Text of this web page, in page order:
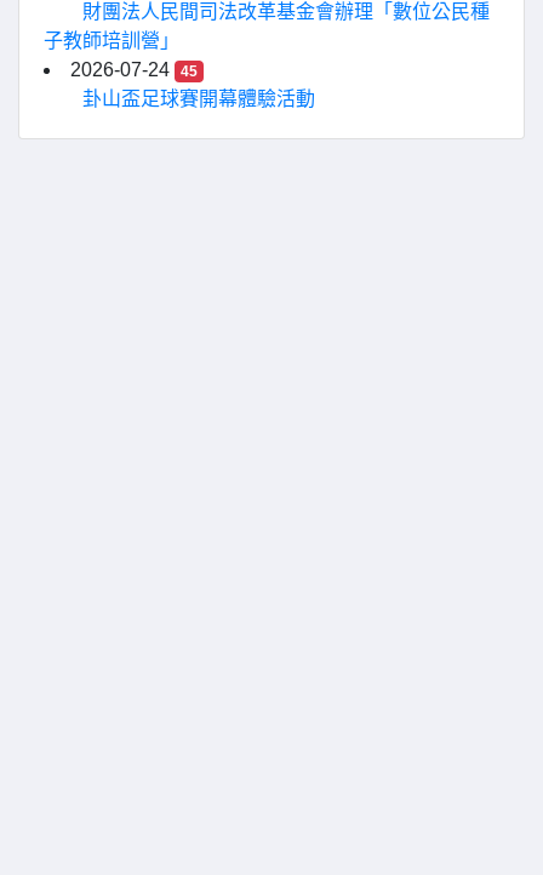
財團法人民間司法改革基金會辦理「數位公民種
子教師培訓營」
2026-07-24
45
卦山盃足球賽開幕體驗活動